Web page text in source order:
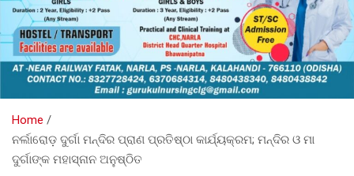
Home
ନର୍ଲାରୋଡ଼ ଦୁର୍ଗା ମନ୍ଦିର ପ୍ରାଣ ପ୍ରତିଷ୍ଠା କାର୍ଯ୍ୟକ୍ରମ; ମନ୍ଦିର ଓ ମା
ଦୁର୍ଗାଙ୍କ ମହାସ୍ନାନ ଅନୁଷ୍ଠିତ